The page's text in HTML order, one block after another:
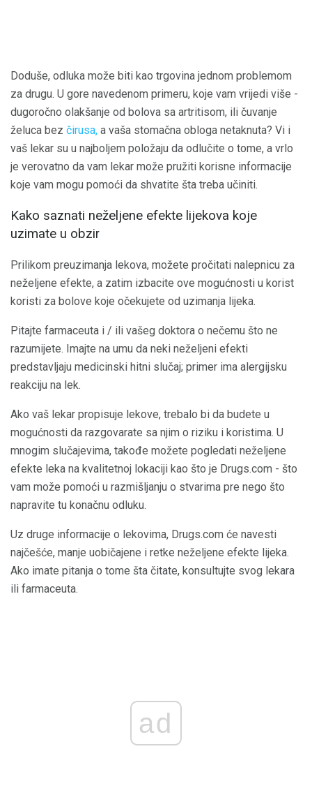
Doduše, odluka može biti kao trgovina jednom problemom
za drugu. U gore navedenom primeru, koje vam vrijedi više -
dugoročno olakšanje od bolova sa artritisom, ili čuvanje
želuca bez čirusa, a vaša stomačna obloga netaknuta? Vi i
vaš lekar su u najboljem položaju da odlučite o tome, a vrlo
je verovatno da vam lekar može pružiti korisne informacije
koje vam mogu pomoći da shvatite šta treba učiniti.
Kako saznati neželjene efekte lijekova koje
uzimate u obzir
Prilikom preuzimanja lekova, možete pročitati nalepnicu za
neželjene efekte, a zatim izbacite ove mogućnosti u korist
koristi za bolove koje očekujete od uzimanja lijeka.
Pitajte farmaceuta i / ili vašeg doktora o nečemu što ne
razumijete. Imajte na umu da neki neželjeni efekti
predstavljaju medicinski hitni slučaj; primer ima alergijsku
reakciju na lek.
Ako vaš lekar propisuje lekove, trebalo bi da budete u
mogućnosti da razgovarate sa njim o riziku i koristima. U
mnogim slučajevima, takođe možete pogledati neželjene
efekte leka na kvalitetnoj lokaciji kao što je Drugs.com - što
vam može pomoći u razmišljanju o stvarima pre nego što
napravite tu konačnu odluku.
Uz druge informacije o lekovima, Drugs.com će navesti
najčešće, manje uobičajene i retke neželjene efekte lijeka.
Ako imate pitanja o tome šta čitate, konsultujte svog lekara
ili farmaceuta.
ad